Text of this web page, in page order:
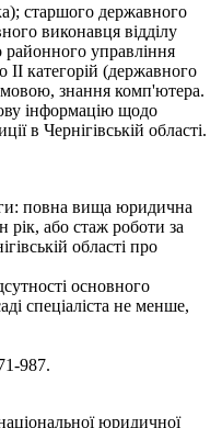
старшого державного
виконавця відділу
районного управління
категорій (державного
знання комп'ютера.
інформацію щодо
в Чернігівській області.
повна вища юридична
рік, або стаж роботи за
області про
основного
спеціаліста не менше,
987.
юридичної